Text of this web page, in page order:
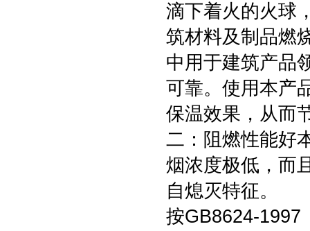
滴下着火的火球
筑材料及制品燃
中用于建筑产品
可靠。使用本产
保温效果，从而
二：阻燃性能好
烟浓度极低，而
自熄灭特征。
按GB8624-1997